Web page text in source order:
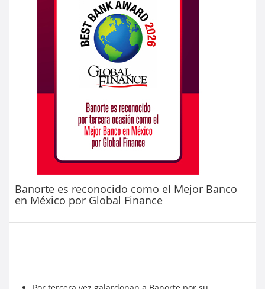
Banorte es reconocido como el Mejor Banco
en México por Global Finance